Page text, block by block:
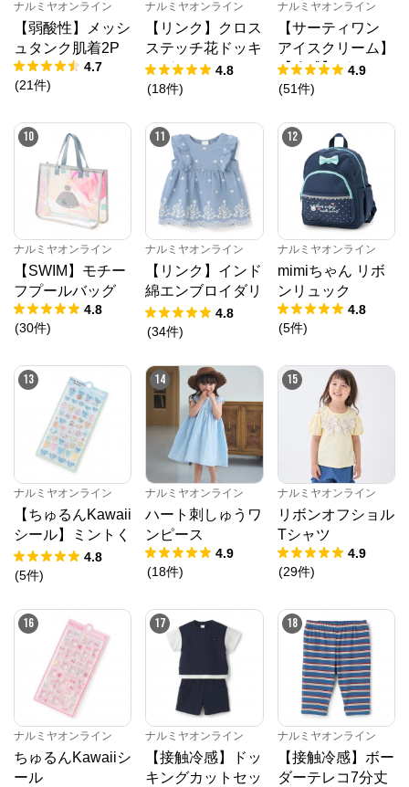
ナルミヤオンライン
【弱酸性】メッシ
ュタンク肌着2P
4.7
(21件)
ナルミヤオンライン
【リンク】クロス
ステッチ花ドッキ
ングTシャツ
4.8
(18件)
ナルミヤオンライン
【サーティワン
アイスクリーム】
【冷感】グラフィ
ック半袖Tシャツ
4.9
(51件)
10
ナルミヤオンライン
【SWIM】モチー
フプールバッグ
4.8
(30件)
11
ナルミヤオンライン
【リンク】インド
綿エンブロイダリ
ーチュニック
4.8
(34件)
12
ナルミヤオンライン
mimiちゃん リボ
ンリュック
4.8
(5件)
13
ナルミヤオンライン
【ちゅるんKawaii
シール】ミントく
ん
4.8
(5件)
14
ナルミヤオンライン
ハート刺しゅうワ
ンピース
4.9
(18件)
15
ナルミヤオンライン
リボンオフショル
Tシャツ
4.9
(29件)
16
ナルミヤオンライン
ちゅるんKawaiiシ
ール
17
ナルミヤオンライン
【接触冷感】ドッ
キングカットセッ
18
ナルミヤオンライン
【接触冷感】ボー
ダーテレコ7分丈